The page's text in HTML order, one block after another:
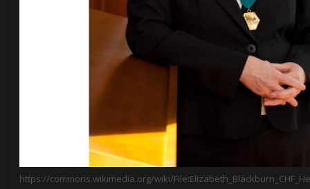
https://commons.wikimedia.org/wiki/